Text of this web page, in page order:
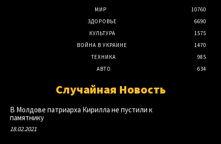
МИР
10760
ЗДОРОВЬЕ
6690
КУЛЬТУРА
1575
ВОЙНА В УКРАИНЕ
1470
ТЕХНИКА
985
АВТО
634
Случайная Новость
В Молдове патриарха Кирилла не пустили к
памятнику
18.02.2021